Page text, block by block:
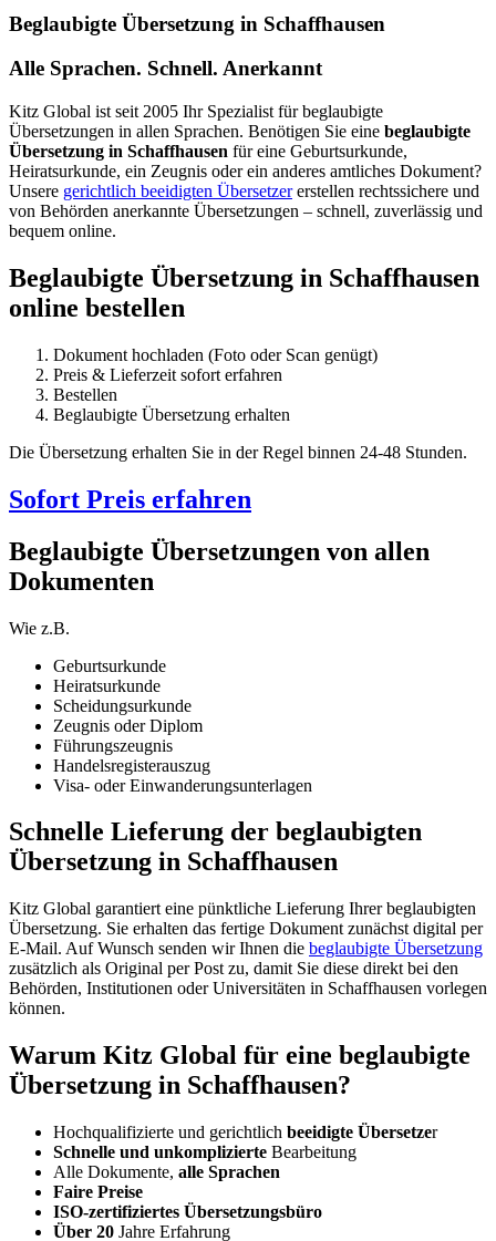
Beglaubigte Übersetzung in Schaffhausen
Alle Sprachen. Schnell. Anerkannt
Kitz Global ist seit 2005 Ihr Spezialist für beglaubigte
Übersetzungen in allen Sprachen. Benötigen Sie eine beglaubigte
Übersetzung in Schaffhausen für eine Geburtsurkunde,
Heiratsurkunde, ein Zeugnis oder ein anderes amtliches Dokument?
Unsere gerichtlich beeidigten Übersetzererstellen rechtssichere und
von Behörden anerkannte Übersetzungen – schnell, zuverlässig und
bequem online.
Beglaubigte Übersetzung in Schaffhausen
online bestellen
Dokument hochladen (Foto oder Scan genügt)
Preis & Lieferzeit sofort erfahren
Bestellen
Beglaubigte Übersetzung erhalten
Die Übersetzung erhalten Sie in der Regel binnen 24-48 Stunden.
Sofort Preis erfahren
Beglaubigte Übersetzungen von allen
Dokumenten
Wie z.B.
Geburtsurkunde
Heiratsurkunde
Scheidungsurkunde
Zeugnis oder Diplom
Führungszeugnis
Handelsregisterauszug
Visa- oder Einwanderungsunterlagen
Schnelle Lieferung der beglaubigten
Übersetzung in Schaffhausen
Kitz Global garantiert eine pünktliche Lieferung Ihrer beglaubigten
Übersetzung. Sie erhalten das fertige Dokument zunächst digital per
E-Mail. Auf Wunsch senden wir Ihnen die beglaubigte Übersetzung
zusätzlich als Original per Post zu, damit Sie diese direkt bei den
Behörden, Institutionen oder Universitäten in Schaffhausen vorlegen
können.
Warum Kitz Global für eine beglaubigte
Übersetzung in Schaffhausen?
Hochqualifizierte und gerichtlich beeidigte Übersetzer
Schnelle und unkomplizierte Bearbeitung
Alle Dokumente, alle Sprachen
Faire Preise
ISO-zertifiziertes Übersetzungsbüro
Über 20 Jahre Erfahrung